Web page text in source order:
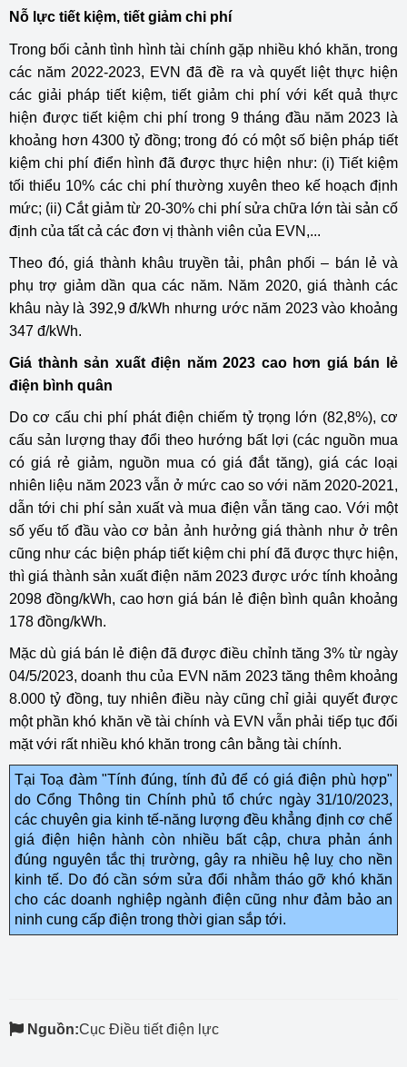
Nỗ lực tiết kiệm, tiết giảm chi phí
Trong bối cảnh tình hình tài chính gặp nhiều khó khăn, trong
các năm 2022-2023, EVN đã đề ra và quyết liệt thực hiện
các giải pháp tiết kiệm, tiết giảm chi phí với kết quả thực
hiện được tiết kiệm chi phí trong 9 tháng đầu năm 2023 là
khoảng hơn 4300 tỷ đồng; trong đó có một số biện pháp tiết
kiệm chi phí điển hình đã được thực hiện như: (i) Tiết kiệm
tối thiểu 10% các chi phí thường xuyên theo kế hoạch định
mức; (ii) Cắt giảm từ 20-30% chi phí sửa chữa lớn tài sản cố
định của tất cả các đơn vị thành viên của EVN,...
Theo đó, giá thành khâu truyền tải, phân phối – bán lẻ và
phụ trợ giảm dần qua các năm. Năm 2020, giá thành các
khâu này là 392,9 đ/kWh nhưng ước năm 2023 vào khoảng
347 đ/kWh.
Giá thành sản xuất điện năm 2023 cao hơn giá bán lẻ
điện bình quân
Do cơ cấu chi phí phát điện chiếm tỷ trọng lớn (82,8%), cơ
cấu sản lượng thay đổi theo hướng bất lợi (các nguồn mua
có giá rẻ giảm, nguồn mua có giá đắt tăng), giá các loại
nhiên liệu năm 2023 vẫn ở mức cao so với năm 2020-2021,
dẫn tới chi phí sản xuất và mua điện vẫn tăng cao. Với một
số yếu tố đầu vào cơ bản ảnh hưởng giá thành như ở trên
cũng như các biện pháp tiết kiệm chi phí đã được thực hiện,
thì giá thành sản xuất điện năm 2023 được ước tính khoảng
2098 đồng/kWh, cao hơn giá bán lẻ điện bình quân khoảng
178 đồng/kWh.
Mặc dù giá bán lẻ điện đã được điều chỉnh tăng 3% từ ngày
04/5/2023, doanh thu của EVN năm 2023 tăng thêm khoảng
8.000 tỷ đồng, tuy nhiên điều này cũng chỉ giải quyết được
một phần khó khăn về tài chính và EVN vẫn phải tiếp tục đối
mặt với rất nhiều khó khăn trong cân bằng tài chính.
Tại Toạ đàm "Tính đúng, tính đủ để có giá điện phù hợp"
do Cổng Thông tin Chính phủ tổ chức ngày 31/10/2023,
các chuyên gia kinh tế-năng lượng đều khẳng định cơ chế
giá điện hiện hành còn nhiều bất cập, chưa phản ánh
đúng nguyên tắc thị trường, gây ra nhiều hệ luỵ cho nền
kinh tế. Do đó cần sớm sửa đổi nhằm tháo gỡ khó khăn
cho các doanh nghiệp ngành điện cũng như đảm bảo an
ninh cung cấp điện trong thời gian sắp tới.
Nguồn:Cục Điều tiết điện lực